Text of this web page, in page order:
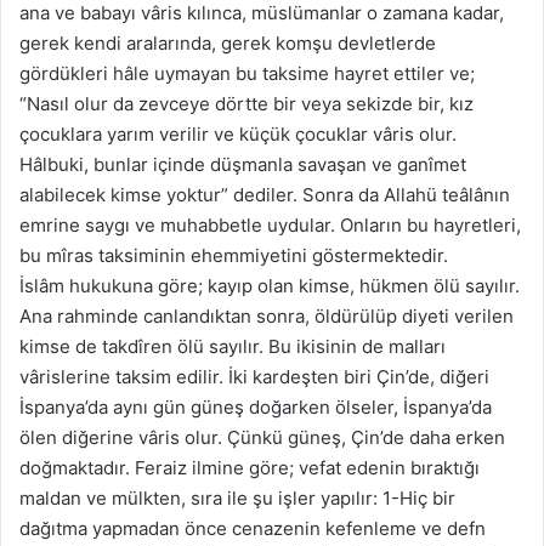
ana ve babayı vâris kılınca, müslümanlar o zamana kadar,
gerek kendi aralarında, gerek komşu devletlerde
gördükleri hâle uymayan bu taksime hayret ettiler ve;
“Nasıl olur da zevceye dörtte bir veya sekizde bir, kız
çocuklara yarım verilir ve küçük çocuklar vâris olur.
Hâlbuki, bunlar içinde düşmanla savaşan ve ganîmet
alabilecek kimse yoktur” dediler. Sonra da Allahü teâlânın
emrine saygı ve muhabbetle uydular. Onların bu hayretleri,
bu mîras taksiminin ehemmiyetini göstermektedir.
İslâm hukukuna göre; kayıp olan kimse, hükmen ölü sayılır.
Ana rahminde canlandıktan sonra, öldürülüp diyeti verilen
kimse de takdîren ölü sayılır. Bu ikisinin de malları
vârislerine taksim edilir. İki kardeşten biri Çin’de, diğeri
İspanya’da aynı gün güneş doğarken ölseler, İspanya’da
ölen diğerine vâris olur. Çünkü güneş, Çin’de daha erken
doğmaktadır. Feraiz ilmine göre; vefat edenin bıraktığı
maldan ve mülkten, sıra ile şu işler yapılır: 1-Hiç bir
dağıtma yapmadan önce cenazenin kefenleme ve defn